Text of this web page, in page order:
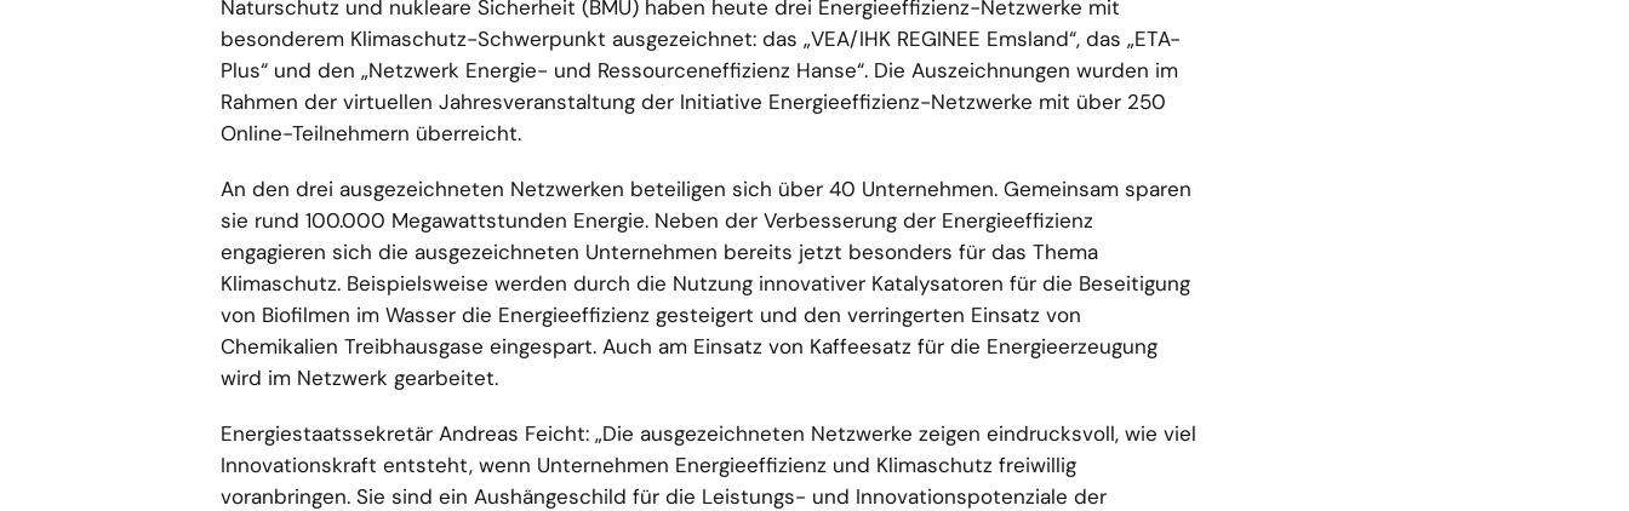
Naturschutz und nukleare Sicherheit (BMU) haben heute drei Energieeffizienz-Netzwerke mit
besonderem Klimaschutz-Schwerpunkt ausgezeichnet: das „VEA/IHK REGINEE Emsland“, das „ETA-
Plus“ und den „Netzwerk Energie- und Ressourceneffizienz Hanse“. Die Auszeichnungen wurden im
Rahmen der virtuellen Jahresveranstaltung der Initiative Energieeffizienz-Netzwerke mit über 250
Online-Teilnehmern überreicht.
An den drei ausgezeichneten Netzwerken beteiligen sich über 40 Unternehmen. Gemeinsam sparen
sie rund 100.000 Megawattstunden Energie. Neben der Verbesserung der Energieeffizienz
engagieren sich die ausgezeichneten Unternehmen bereits jetzt besonders für das Thema
Klimaschutz. Beispielsweise werden durch die Nutzung innovativer Katalysatoren für die Beseitigung
von Biofilmen im Wasser die Energieeffizienz gesteigert und den verringerten Einsatz von
Chemikalien Treibhausgase eingespart. Auch am Einsatz von Kaffeesatz für die Energieerzeugung
wird im Netzwerk gearbeitet.
Energiestaatssekretär Andreas Feicht: „Die ausgezeichneten Netzwerke zeigen eindrucksvoll, wie viel
Innovationskraft entsteht, wenn Unternehmen Energieeffizienz und Klimaschutz freiwillig
voranbringen. Sie sind ein Aushängeschild für die Leistungs- und Innovationspotenziale der